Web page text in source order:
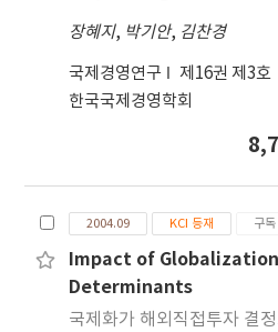
빠른 해외투자 진출, 한국보
율을 통해 한국보다 높은 해
다는 것을 알 수 있다. 본 연구
에서 도출된 바처럼 합작투
장혜지, 박기안, 김찬경
국제경영연구 제16권 제3호
한국국제경영학회
2004.09 KCI 등재 구
Impact of Globalization
Determinants
국제화가 해외직접투자 결